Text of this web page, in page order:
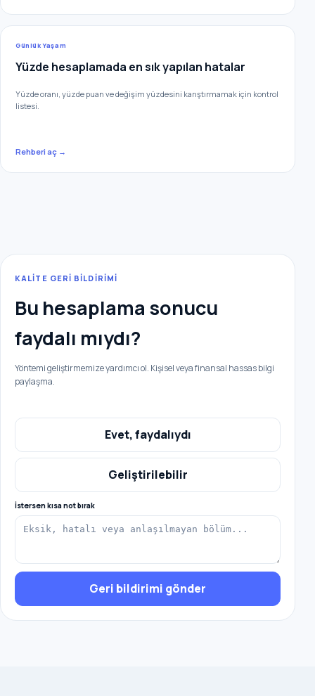
Günlük Yaşam
Yüzde hesaplamada en sık yapılan hatalar
Yüzde oranı, yüzde puan ve değişim yüzdesini karıştırmamak için kontrol
listesi.
Rehberi aç →
KALİTE GERİ BİLDİRİMİ
Bu hesaplama sonucu
faydalı mıydı?
Yöntemi geliştirmemize yardımcı ol. Kişisel veya finansal hassas bilgi
paylaşma.
Evet, faydalıydı
Geliştirilebilir
İstersen kısa not bırak
Geri bildirimi gönder